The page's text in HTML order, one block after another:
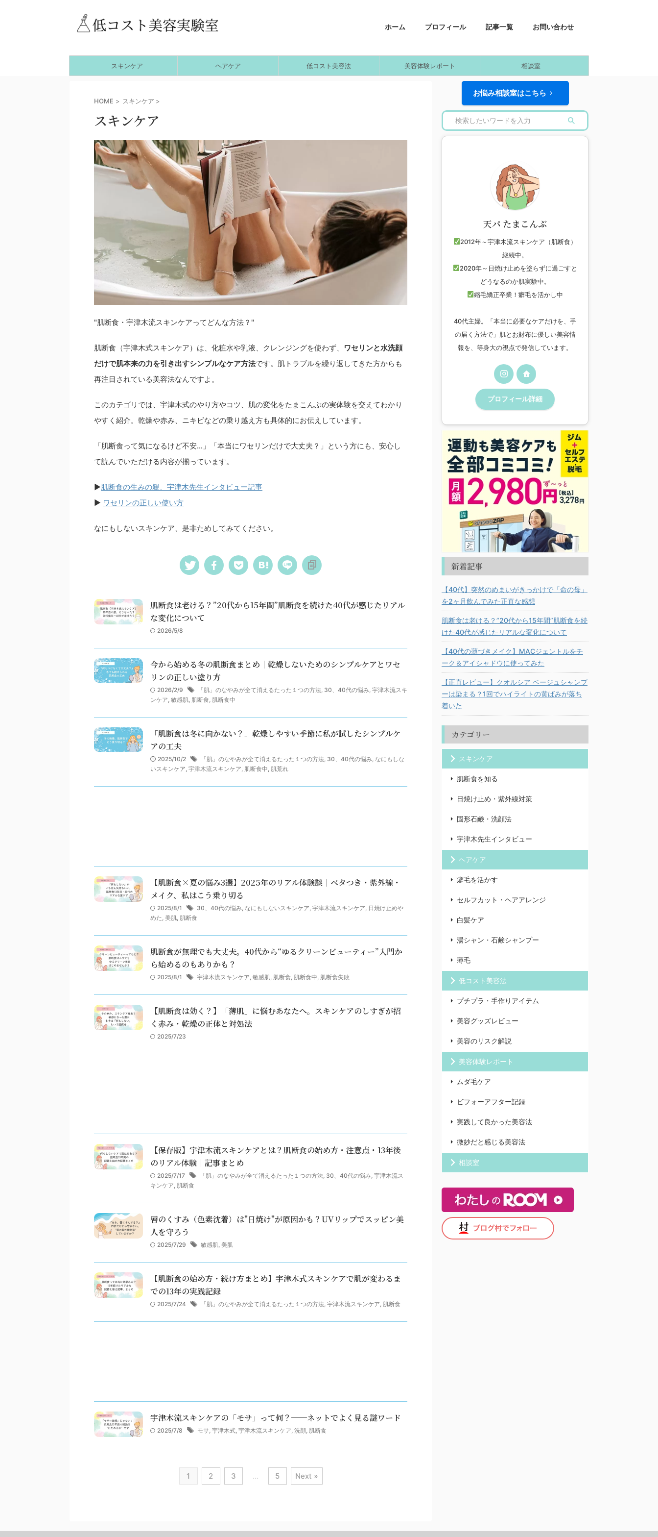
ホーム プロフィール 記事一覧 お問い合わせ
スキンケア ヘアケア 低コスト美容法 美容体験レポート 相談室
HOME > スキンケア >
スキンケア
"肌断食・宇津木流スキンケアってどんな方法？"
肌断食（宇津木式スキンケア）は、化粧水や乳液、クレンジングを使わず、
ワセリンと水洗顔
だけで肌本来の力を引き出すシンプルなケア方法です。肌トラブルを繰り返してきた方からも
再注目されている美容法なんですよ。
このカテゴリでは、宇津木式のやり方やコツ、肌の変化をたまこんぶの実体験を交えてわかり
やすく紹介。乾燥や赤み、ニキビなどの乗り越え方も具体的にお伝えしています。
「肌断食って気になるけど不安…」「本当にワセリンだけで大丈夫？」という方にも、安心し
て読んでいただける内容が揃っています。
▶︎肌断食の生みの親、宇津木先生インタビュー記事
▶︎ ワセリンの正しい使い方
なにもしないスキンケア、是非ためしてみてください。
肌断食は老ける？”20代から15年間”肌断食を続けた40代が感じたリアル
な変化について
2026/5/8
今から始める冬の肌断食まとめ｜乾燥しないためのシンプルケアとワセ
リンの正しい塗り方
2026/2/9 「肌」のなやみが全て消えるたった１つの方法 30、40代の悩み 宇津木流スキ
ンケア 敏感肌 肌断食 肌断食中
「肌断食は冬に向かない？」乾燥しやすい季節に私が試したシンプルケ
アの工夫
2025/10/2 「肌」のなやみが全て消えるたった１つの方法 30、40代の悩み なにもしな
いスキンケア 宇津木流スキンケア 肌断食中 肌荒れ
【肌断食×夏の悩み3選】2025年のリアル体験談｜ベタつき・紫外線・
メイク、私はこう乗り切る
2025/8/1 30、40代の悩み なにもしないスキンケア 宇津木流スキンケア 日焼け止めや
めた 美肌 肌断食
肌断食が無理でも大丈夫。40代から“ゆるクリーンビューティー”入門か
ら始めるのもありかも？
2025/8/1 宇津木流スキンケア 敏感肌 肌断食 肌断食中 肌断食失敗
【肌断食は効く？】「薄肌」に悩むあなたへ。スキンケアのしすぎが招
く赤み・乾燥の正体と対処法
2025/7/23
【保存版】宇津木流スキンケアとは？肌断食の始め方・注意点・13年後
のリアル体験｜記事まとめ
2025/7/17 「肌」のなやみが全て消えるたった１つの方法 30、40代の悩み 宇津木流ス
キンケア 肌断食
唇のくすみ（色素沈着）は"日焼け"が原因かも？UVリップでスッピン美
人を守ろう
2025/7/29 敏感肌 美肌
【肌断食の始め方・続け方まとめ】宇津木式スキンケアで肌が変わるま
での13年の実践記録
2025/7/24 「肌」のなやみが全て消えるたった１つの方法 宇津木流スキンケア 肌断食
宇津木流スキンケアの「モサ」って何？──ネットでよく見る謎ワード
2025/7/8 モサ 宇津木式 宇津木流スキンケア 洗顔 肌断食
1 2 3 … 5 Next »
お悩み相談室はこちら
天パ たまこんぶ
2012年～宇津木流スキンケア（肌断食）
継続中。
2020年～日焼け止めを塗らずに過ごすと
どうなるのか肌実験中。
縮毛矯正卒業！癖毛を活かし中
40代主婦。「本当に必要なケアだけを、手
の届く方法で」肌とお財布に優しい美容情
報を、等身大の視点で発信しています。
プロフィール詳細
新着記事
【40代】突然のめまいがきっかけで「命の母」
を2ヶ月飲んでみた正直な感想
肌断食は老ける？”20代から15年間”肌断食を続
けた40代が感じたリアルな変化について
【40代の薄づきメイク】MACジェントルをチ
ーク＆アイシャドウに使ってみた
【正直レビュー】クオルシア ベージュシャンプ
ーは染まる？1回でハイライトの黄ばみが落ち
着いた
カテゴリー
スキンケア
肌断食を知る
日焼け止め・紫外線対策
固形石鹸・洗顔法
宇津木先生インタビュー
ヘアケア
癖毛を活かす
セルフカット・ヘアアレンジ
白髪ケア
湯シャン・石鹸シャンプー
薄毛
低コスト美容法
プチプラ・手作りアイテム
美容グッズレビュー
美容のリスク解説
美容体験レポート
ムダ毛ケア
ビフォーアフター記録
実践して良かった美容法
微妙だと感じる美容法
相談室